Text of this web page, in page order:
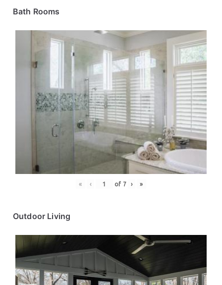
Bath Rooms
« ‹ of 7 › »
Outdoor Living